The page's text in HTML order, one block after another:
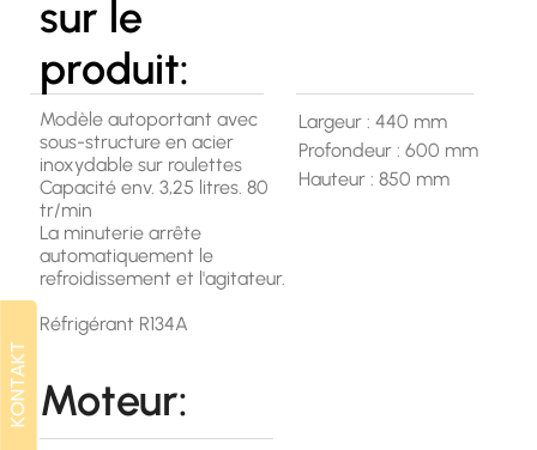
sur le
produit:
Modèle autoportant avec
sous-structure en acier
inoxydable sur roulettes
Capacité env. 3,25 litres. 80
tr/min
La minuterie arrête
automatiquement le
refroidissement et l'agitateur.
Réfrigérant R134A
Moteur:
Largeur : 440 mm
Profondeur : 600 mm
Hauteur : 850 mm
KONTAKT
KONTAKT